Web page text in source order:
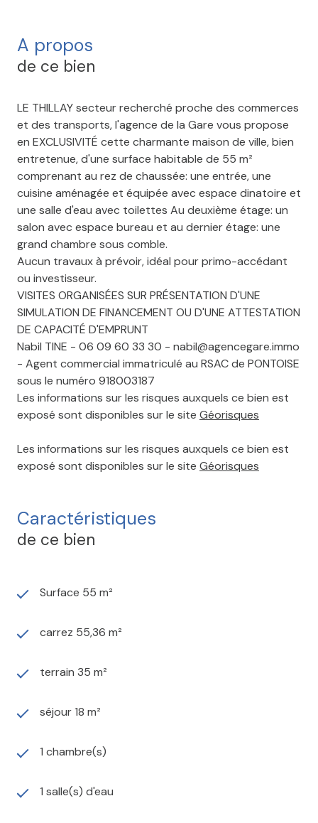
A propos
de ce bien
LE THILLAY secteur recherché proche des commerces
et des transports, l'agence de la Gare vous propose
en EXCLUSIVITÉ cette charmante maison de ville, bien
entretenue, d'une surface habitable de 55 m²
comprenant au rez de chaussée: une entrée, une
cuisine aménagée et équipée avec espace dinatoire et
une salle d'eau avec toilettes Au deuxième étage: un
salon avec espace bureau et au dernier étage: une
grand chambre sous comble.
Aucun travaux à prévoir, idéal pour primo-accédant
ou investisseur.
VISITES ORGANISÉES SUR PRÉSENTATION D'UNE
SIMULATION DE FINANCEMENT OU D'UNE ATTESTATION
DE CAPACITÉ D'EMPRUNT
Nabil TINE - 06 09 60 33 30 - nabil@agencegare.immo
- Agent commercial immatriculé au RSAC de PONTOISE
sous le numéro 918003187
Les informations sur les risques auxquels ce bien est
exposé sont disponibles sur le site Géorisques
Les informations sur les risques auxquels ce bien est
exposé sont disponibles sur le site Géorisques
Caractéristiques
de ce bien
Surface 55 m²
carrez 55,36 m²
terrain 35 m²
séjour 18 m²
1 chambre(s)
1 salle(s) d'eau